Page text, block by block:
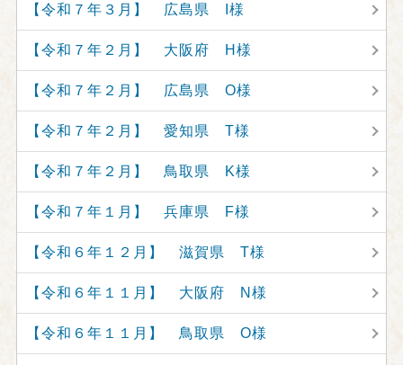
【令和７年３月】 広島県 I様
【令和７年２月】 大阪府 H様
【令和７年２月】 広島県 O様
【令和７年２月】 愛知県 T様
【令和７年２月】 鳥取県 K様
【令和７年１月】 兵庫県 F様
【令和６年１２月】 滋賀県 T様
【令和６年１１月】 大阪府 N様
【令和６年１１月】 鳥取県 O様